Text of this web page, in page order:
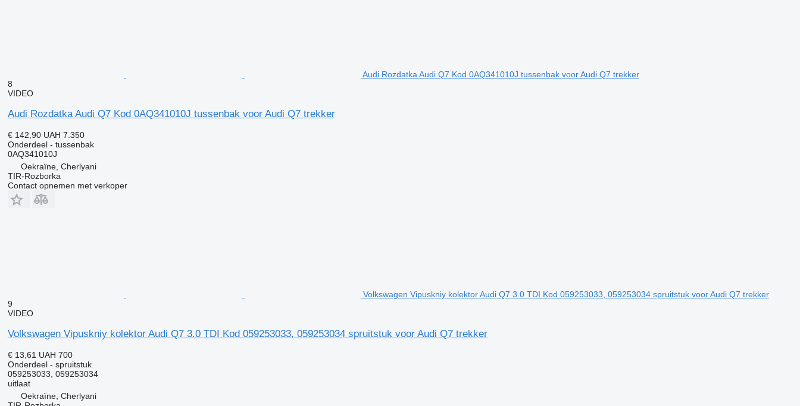
Audi Rozdatka Audi Q7 Kod 0AQ341010J tussenbak voor Audi Q7 trekker
8
VIDEO
Audi Rozdatka Audi Q7 Kod 0AQ341010J tussenbak voor Audi Q7 trekker
€ 142,90 UAH 7.350
Onderdeel - tussenbak
0AQ341010J
Oekraïne, Cherlyani
TIR-Rozborka
Contact opnemen met verkoper
Volkswagen Vipuskniy kolektor Audi Q7 3.0 TDI Kod 059253033, 059253034 spruitstuk voor Audi Q7 trekker
9
VIDEO
Volkswagen Vipuskniy kolektor Audi Q7 3.0 TDI Kod 059253033, 059253034 spruitstuk voor Audi Q7 trekker
€ 13,61 UAH 700
Onderdeel - spruitstuk
059253033, 059253034
uitlaat
Oekraïne, Cherlyani